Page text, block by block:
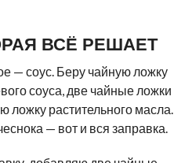
ВСЁ РЕШАЕТ
— соус. Беру чайную ложку
соуса, две чайные ложки
ложку растительного масла.
— вот и вся заправка.